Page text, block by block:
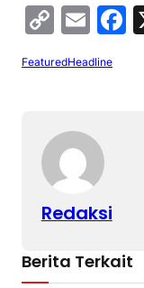
C
o
p
Li
n
k
E
m
ai
F
FeaturedHeadline
Redaksi
Berita Terkait